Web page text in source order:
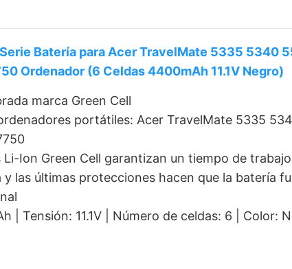
Batería para Acer TravelMate 5335 5340
Ordenador (6 Celdas 4400mAh 11.1V Negro)
marca Green Cell
portátiles: Acer TravelMate 5335
Li-Ion Green Cell garantizan un tiempo de
y las últimas protecciones hacen que la batería
| Tensión: 11.1V | Número de celdas: 6 | Color: